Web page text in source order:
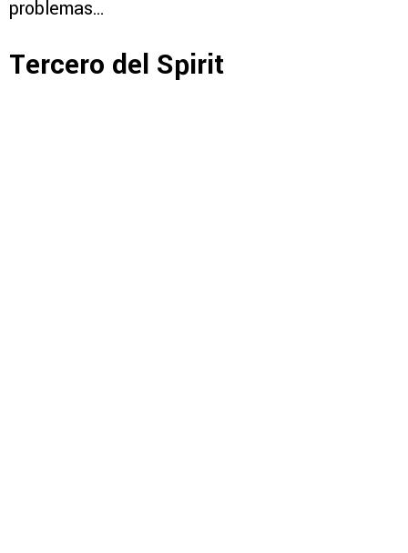
problemas…
Tercero del Spirit